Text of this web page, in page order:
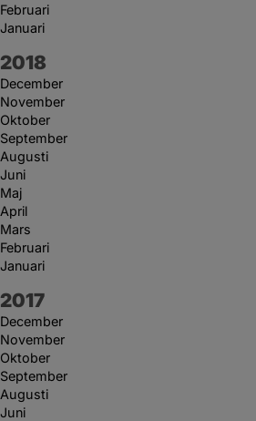
Februari
Januari
År:
2018
December
November
Oktober
September
Augusti
Juni
Maj
April
Mars
Februari
Januari
År:
2017
December
November
Oktober
September
Augusti
Juni